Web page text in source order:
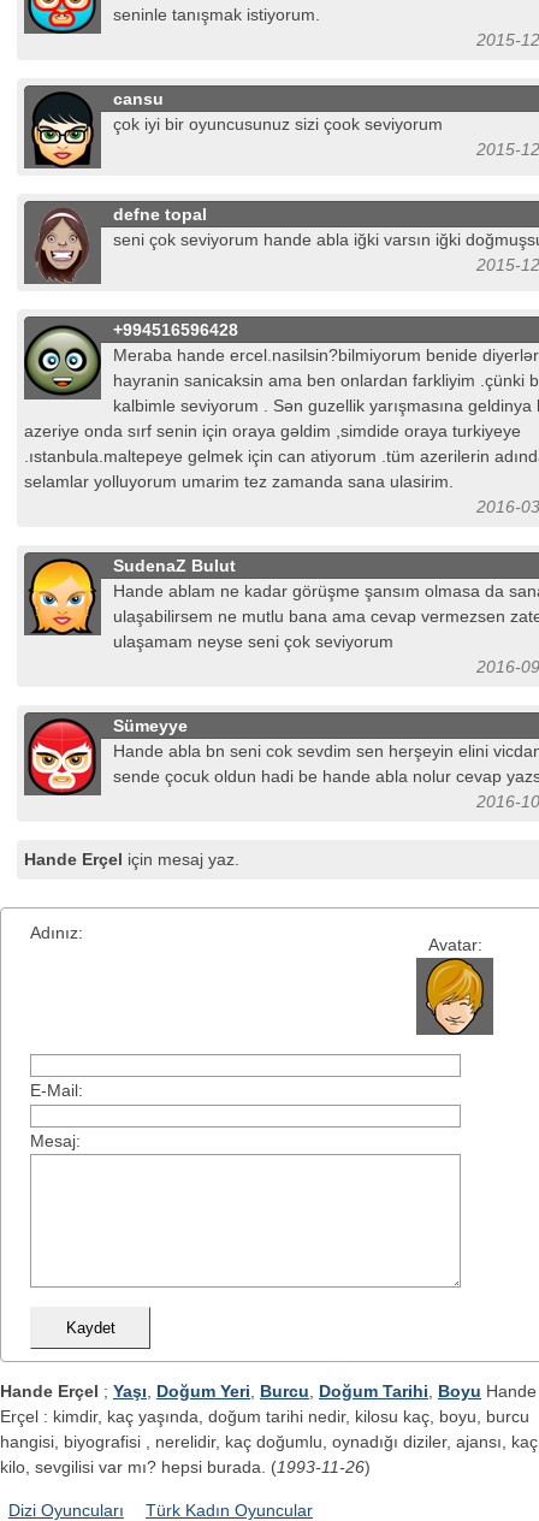
seninle tanışmak istiyorum.
2015-
cansu
çok iyi bir oyuncusunuz sizi çook seviyorum
2015-
defne topal
seni çok seviyorum hande abla iğki varsın iğki
2015-
+994516596428
Meraba hande ercel.nasilsin?bilmiyorum benide
hayranin sanicaksin ama ben onlardan farkliyim .çünki
kalbimle seviyorum . Sən guzellik yarışmasına geldinya
azeriye onda sırf senin için oraya gəldim ,simdide oraya turkiyeye
.ıstanbula.maltepeye gelmek için can atiyorum .tüm azerilerin
selamlar yolluyorum umarim tez zamanda sana ulasirim.
2016-
SudenaZ Bulut
Hande ablam ne kadar görüşme şansım olmasa da
ulaşabilirsem ne mutlu bana ama cevap vermezsen
ulaşamam neyse seni çok seviyorum
2016-
Sümeyye
Hande abla bn seni cok sevdim sen herşeyin elini
sende çocuk oldun hadi be hande abla nolur cevap
2016-
Hande Erçel için mesaj yaz.
Avatar:
Adınız:
E-Mail:
Mesaj:
Hande Erçel ; Yaşı Doğum Yeri Burcu Doğum Tarihi Boyu Hande
Erçel : kimdir, kaç yaşında, doğum tarihi nedir, kilosu kaç, boyu, burcu
hangisi, biyografisi , nerelidir, kaç doğumlu, oynadığı diziler, ajansı, kaç
kilo, sevgilisi var mı? hepsi burada. (1993-11-26)
Dizi Oyuncuları Türk Kadın Oyuncular